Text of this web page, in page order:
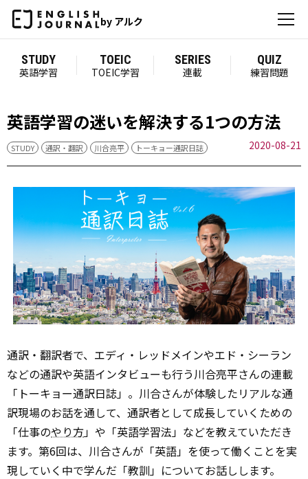
by アルク
STUDY
英語学習
TOEIC
TOEIC学習
SERIES
連載
QUIZ
練習問題
英語学習の迷いを解決する1つの方法
STUDY 通訳・翻訳 川合亮平 トーキョー通訳日誌 2020-08-21
通訳・翻訳者で、エディ・レッドメインやエド・シーラン
などの通訳や英語インタビューも行う川合亮平さんの連載
「トーキョー通訳日誌」。川合さんが体験したリアルな通
訳現場のお話を通して、通訳者として成長していくための
「仕事のやり方」や「英語学習法」などを教えていただき
ます。第6回は、川合さんが「英語」を使って働くことを実
現していく中で学んだ「教訓」についてお話しします。